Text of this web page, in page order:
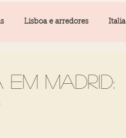
Lisboa e arredores Italia
Aires
Madrid: